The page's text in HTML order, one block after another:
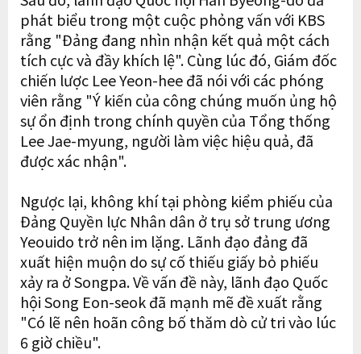
phát biểu trong một cuộc phỏng vấn với KBS
rằng "Đảng đang nhìn nhận kết quả một cách
tích cực và đầy khích lệ". Cùng lúc đó, Giám đốc
chiến lược Lee Yeon-hee đã nói với các phóng
viên rằng "Ý kiến của công chúng muốn ủng hộ
sự ổn định trong chính quyền của Tổng thống
Lee Jae-myung, người làm việc hiệu quả, đã
được xác nhận".
Ngược lại, không khí tại phòng kiểm phiếu của
Đảng Quyền lực Nhân dân ở trụ sở trung ương
Yeouido trở nên im lặng. Lãnh đạo đảng đã
xuất hiện muộn do sự cố thiếu giấy bỏ phiếu
xảy ra ở Songpa. Về vấn đề này, lãnh đạo Quốc
hội Song Eon-seok đã mạnh mẽ đề xuất rằng
"Có lẽ nên hoãn công bố thăm dò cử tri vào lúc
6 giờ chiều".